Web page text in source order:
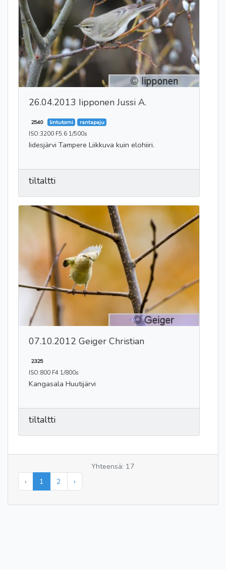
26.04.2013 Iipponen Jussi A.
2540 lintutorni rantapaju
ISO:3200 F5.6 1/500s
Iidesjärvi Tampere Liikkuva kuin elohiiri.
tiltaltti
07.10.2012 Geiger Christian
2325
ISO:800 F4 1/800s
Kangasala Huutijärvi
tiltaltti
Yhteensä: 17
‹
1 2 ›